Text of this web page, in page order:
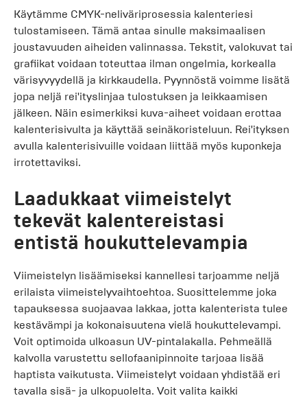
Käytämme CMYK-neliväriprosessia kalenteriesi
tulostamiseen. Tämä antaa sinulle maksimaalisen
joustavuuden aiheiden valinnassa. Tekstit, valokuvat tai
grafiikat voidaan toteuttaa ilman ongelmia, korkealla
värisyvyydellä ja kirkkaudella. Pyynnöstä voimme lisätä
jopa neljä rei'ityslinjaa tulostuksen ja leikkaamisen
jälkeen. Näin esimerkiksi kuva-aiheet voidaan erottaa
kalenterisivulta ja käyttää seinäkoristeluun. Rei'ityksen
avulla kalenterisivuille voidaan liittää myös kuponkeja
irrotettaviksi.
Laadukkaat viimeistelyt
tekevät kalentereistasi
entistä houkuttelevampia
Viimeistelyn lisäämiseksi kannellesi tarjoamme neljä
erilaista viimeistelyvaihtoehtoa. Suosittelemme joka
tapauksessa suojaavaa lakkaa, jotta kalenterista tulee
kestävämpi ja kokonaisuutena vielä houkuttelevampi.
Voit optimoida ulkoasun UV-pintalakalla. Pehmeällä
kalvolla varustettu sellofaanipinnoite tarjoaa lisää
haptista vaikutusta. Viimeistelyt voidaan yhdistää eri
tavalla sisä- ja ulkopuolelta. Voit valita kaikki